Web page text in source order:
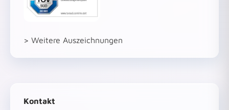
> Weitere Auszeichnungen
Kontakt